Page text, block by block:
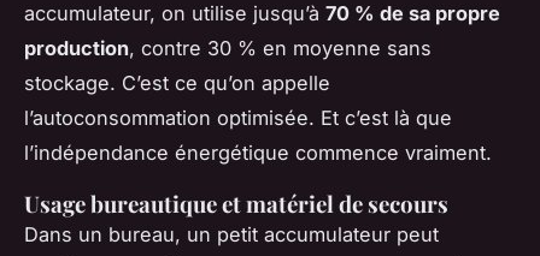
accumulateur, on utilise jusqu’à 70 % de sa propre
production, contre 30 % en moyenne sans
stockage. C’est ce qu’on appelle
l’autoconsommation optimisée. Et c’est là que
l’indépendance énergétique commence vraiment.
Usage bureautique et matériel de secours
Dans un bureau, un petit accumulateur peut